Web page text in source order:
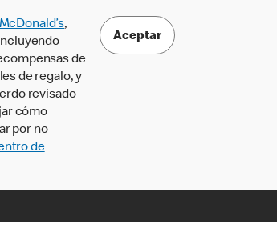
,
de
de regalo, y
revisado
cómo
por no
de
Aceptar